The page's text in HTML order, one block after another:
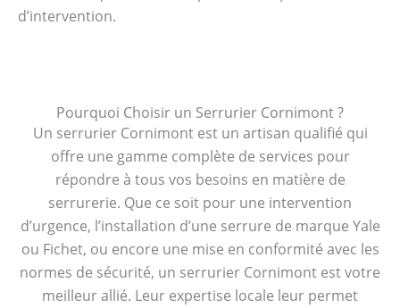
d’intervention.
Pourquoi Choisir un Serrurier Cornimont ?
Un serrurier Cornimont est un artisan qualifié qui
offre une gamme complète de services pour
répondre à tous vos besoins en matière de
serrurerie. Que ce soit pour une intervention
d’urgence, l’installation d’une serrure de marque Yale
ou Fichet, ou encore une mise en conformité avec les
normes de sécurité, un serrurier Cornimont est votre
meilleur allié. Leur expertise locale leur permet